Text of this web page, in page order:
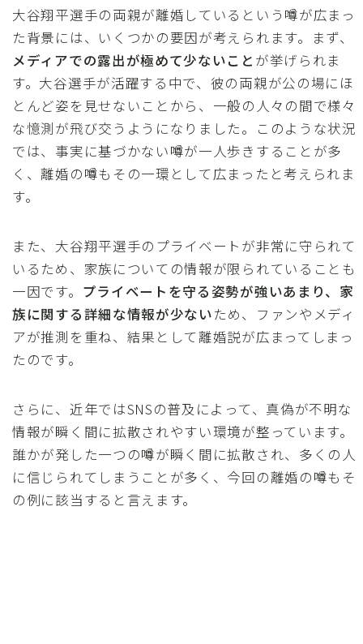
大谷翔平選手の両親が離婚しているという噂が広まっ
た背景には、いくつかの要因が考えられます。まず、
メディアでの露出が極めて少ないこと が挙げられま
す。大谷選手が活躍する中で、彼の両親が公の場にほ
とんど姿を見せないことから、一般の人々の間で様々
な憶測が飛び交うようになりました。このような状況
では、事実に基づかない噂が一人歩きすることが多
く、離婚の噂もその一環として広まったと考えられま
す。
また、大谷翔平選手のプライベートが非常に守られて
いるため、家族についての情報が限られていることも
一因です。 プライベートを守る姿勢が強いあまり、家
族に関する詳細な情報が少ないため、ファンやメディ
アが推測を重ね、結果として離婚説が広まってしまっ
たのです。
さらに、近年ではSNSの普及によって、真偽が不明な
情報が瞬く間に拡散されやすい環境が整っています。
誰かが発した一つの噂が瞬く間に拡散され、多くの人
に信じられてしまうことが多く、今回の離婚の噂もそ
の例に該当すると言えます。